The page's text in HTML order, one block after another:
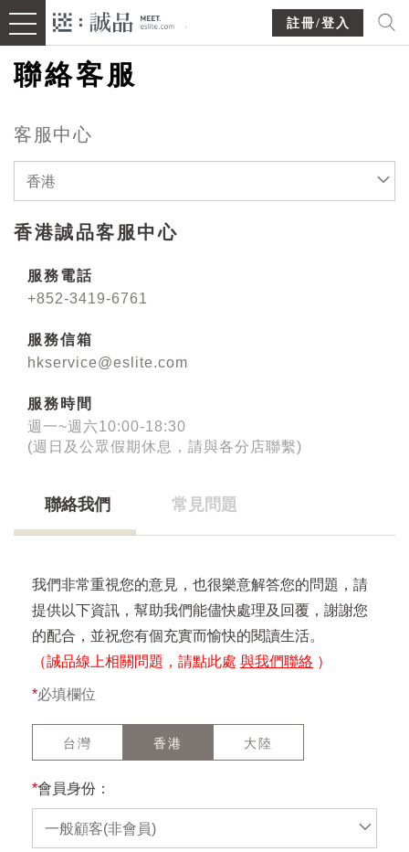
註冊/登入
聯絡客服
客服中心
香港
香港誠品客服中心
服務電話
+852-3419-6761
服務信箱
hkservice@eslite.com
服務時間
週一~週六10:00-18:30
(週日及公眾假期休息，請與各分店聯繫)
聯絡我們 常見問題
我們非常重視您的意見，也很樂意解答您的問題，請
提供以下資訊，幫助我們能儘快處理及回覆，謝謝您
的配合，並祝您有個充實而愉快的閱讀生活。
（誠品線上相關問題，請點此處 與我們聯絡 ）
*必填欄位
台灣 香港 大陸
*會員身份：
一般顧客(非會員)